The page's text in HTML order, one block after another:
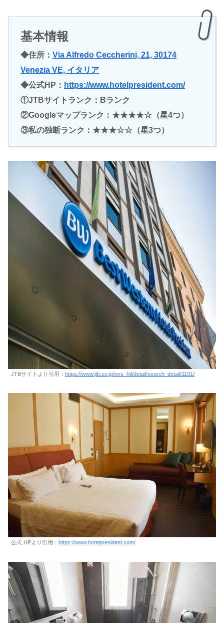
基本情報
◆住所： Via Alfredo Ceccherini, 21, 30174
Venezia VE, イタリア
◆公式HP： https://www.hotelpresident.com/
①JTBサイトランク：Bランク
②Googleマップランク：★★★★☆（星4つ）
③私の独断ランク：★★★☆☆（星3つ）
JTBサイトより引用： https://www.jtb.co.jp/ovs_htl/detail/search_detail/1101/
公式 HPより引用： https://www.hotelpresident.com/